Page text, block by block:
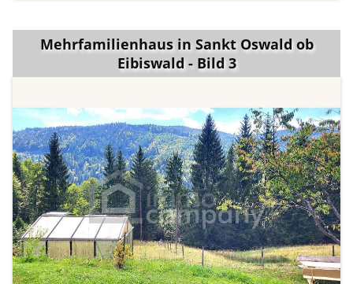
Mehrfamilienhaus in Sankt Oswald ob
Eibiswald - Bild 3